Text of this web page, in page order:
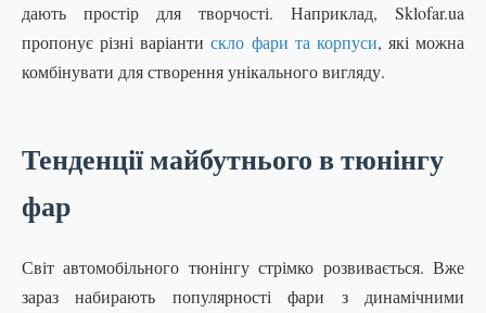
дають простір для творчості. Наприклад, Sklofar.ua
пропонує різні варіантискло фари та корпуси, які можна
комбінувати для створення унікального вигляду.
Тенденції майбутнього в тюнінгу
фар
Світ автомобільного тюнінгу стрімко розвивається. Вже
зараз набирають популярності фари з динамічними